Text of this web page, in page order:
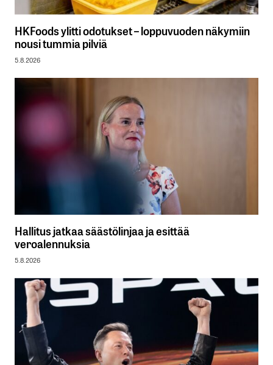
HKFoods ylitti odotukset – loppuvuoden näkymiin
nousi tummia pilviä
5.8.2026
Hallitus jatkaa säästölinjaa ja esittää
veroalennuksia
5.8.2026